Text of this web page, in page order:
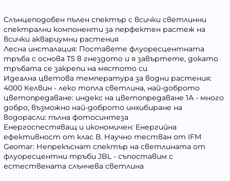
Слънцеподобен пълен спектър с всички светлинни
спектрални компоненти за перфектен растеж на
всички аквариумни растения
Лесна инсталация: Поставете флуоресцентната
тръба с основа T5 в гнездото и я завъртете, докато
тръбата се закрепи на мястото си
Идеална цветова температура за водни растения:
4000 Келвин - леко топла светлина, най-доброто
цветопредаване: индекс на цветопредаване 1А - много
добро, възможно най-доброто инхибиране на
водорасли: пълна фотосинтеза
Енергоспестяващ и икономичен: Енергийна
ефективност от клас В. Научно тестван от IFM
Geomar: Непрекъснат спектър на светлината от
флуоресцентни тръби JBL - съпоставим с
естествената слънчева светлина